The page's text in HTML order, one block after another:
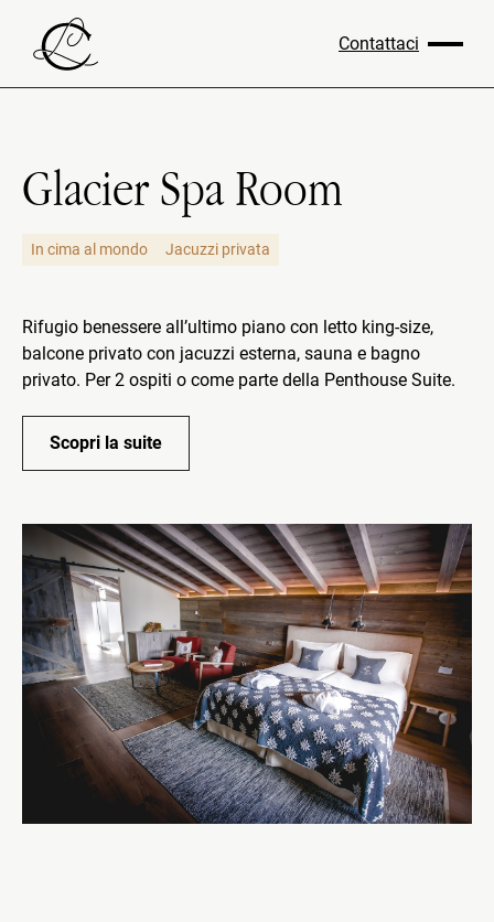
Contattaci
Glacier Spa Room
In cima al mondo Jacuzzi privata
Rifugio benessere all’ultimo piano con letto king-size,
balcone privato con jacuzzi esterna, sauna e bagno
privato. Per 2 ospiti o come parte della Penthouse Suite.
Scopri la suite